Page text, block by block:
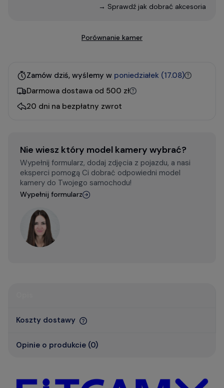
→ Sprawdź jak dobrać akcesoria
Porównanie kamer
Zamów dziś, wyślemy w poniedziałek (17.08)
Darmowa dostawa od 500 zł
20 dni na bezpłatny zwrot
Nie wiesz który model kamery wybrać?
Wypełnij formularz, dodaj zdjęcia z pojazdu, a nasi
eksperci pomogą Ci dobrać odpowiedni model
kamery do Twojego samochodu!
Wypełnij formularz
Koszty dostawy
Opinie o produkcie (0)